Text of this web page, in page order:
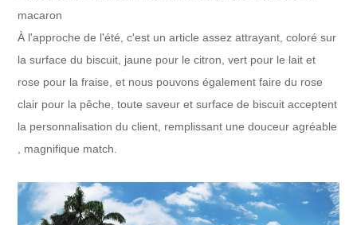
macaron
À l'approche de l'été, c'est un article assez attrayant, coloré sur
la surface du biscuit, jaune pour le citron, vert pour le lait et
rose pour la fraise, et nous pouvons également faire du rose
clair pour la pêche, toute saveur et surface de biscuit acceptent
la personnalisation du client, remplissant une douceur agréable
, magnifique match.